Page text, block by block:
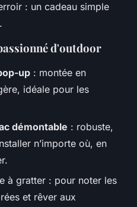
: un cadeau simple
d'outdoor
up : montée en
idéale pour les
démontable : robuste,
n’importe où, en
à gratter : pour noter les
et rêver aux